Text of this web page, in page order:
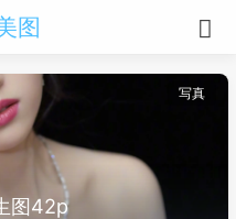
图
写真
图42p